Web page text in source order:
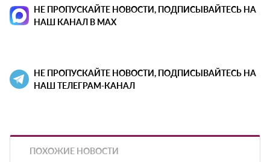
НЕ ПРОПУСКАЙТЕ НОВОСТИ, ПОДПИСЫВАЙТЕСЬ НА
НАШ КАНАЛ В MAX
НЕ ПРОПУСКАЙТЕ НОВОСТИ, ПОДПИСЫВАЙТЕСЬ НА
НАШ ТЕЛЕГРАМ-КАНАЛ
ПОХОЖИЕ НОВОСТИ